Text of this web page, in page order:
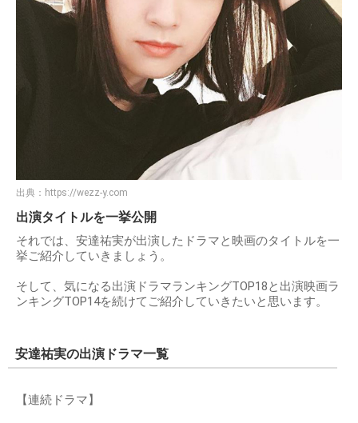
出典： https://wezz-y.com
出演タイトルを一挙公開
それでは、安達祐実が出演したドラマと映画のタイトルを一
挙ご紹介していきましょう。
そして、気になる出演ドラマランキングTOP18と出演映画ラ
ンキングTOP14を続けてご紹介していきたいと思います。
安達祐実の出演ドラマ一覧
【連続ドラマ】